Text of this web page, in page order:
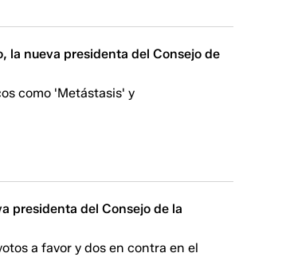
la nueva presidenta del Consejo de
como 'Metástasis' y
presidenta del Consejo de la
a favor y dos en contra en el